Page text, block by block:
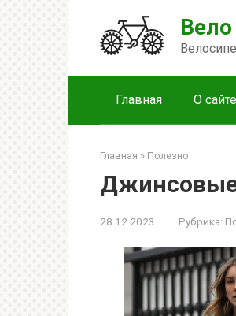
Главная О сайте
Главная » Полезно
28.12.2023 Рубрика: